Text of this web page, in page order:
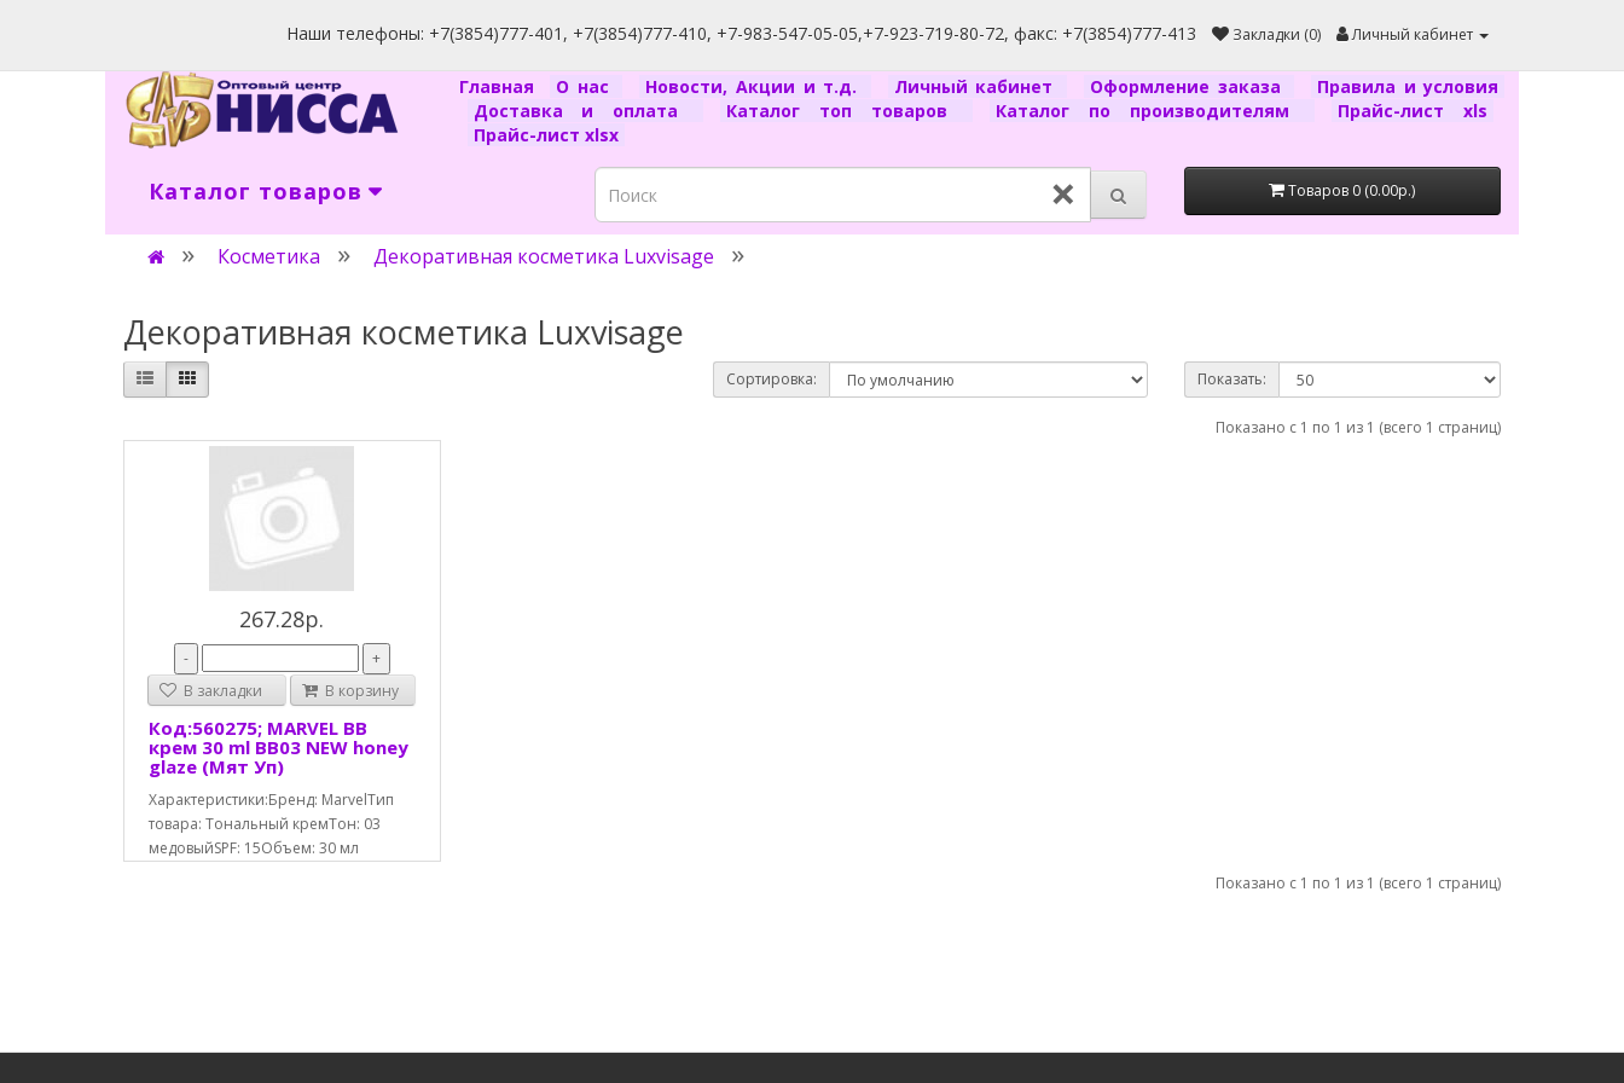
Наши телефоны: +7(3854)777-401, +7(3854)777-410, +7-983-547-05-05,+7-923-719-80-72, факс: +7(3854)777-413 Закладки (0) Личный кабинет
Главная О нас Новости, Акции и т.д. Личный кабинет Оформление заказа
Правила и условия
Доставка и оплата
Каталог топ товаров Каталог по производителям
Прайс-лист xls
Прайс-лист xlsx
Каталог товаров × Товаров 0 (0.00р.)
Косметика Декоративная косметика Luxvisage
Декоративная косметика Luxvisage
Сортировка: Показать:
Показано с 1 по 1 из 1 (всего 1 страниц)
267.28р.
-
+
В закладки
В корзину
Код:560275; MARVEL BB
крем 30 ml ВВ03 NEW honey
glaze (Мят Уп)
Характеристики:Бренд: MarvelТип
товара: Тональный кремТон: 03
медовыйSPF: 15Объем: 30 мл
Показано с 1 по 1 из 1 (всего 1 страниц)